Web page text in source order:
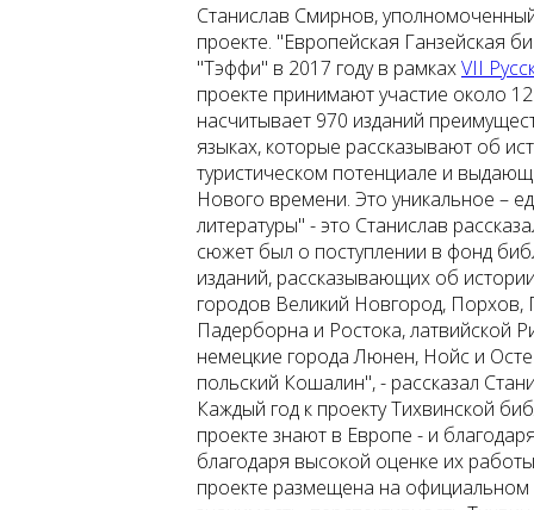
Станислав Смирнов,
проекте. "Европейская Ганзейская
"Тэффи" в 2017 году в рамкахVII
проекте принимают участие около
насчитывает 970 изданий
языках, которые рассказывают об
туристическом потенциале и
Нового времени. Это уникальное –
литературы" - это Станислав
сюжет был о поступлении в фонд
изданий, рассказывающих об
городов Великий Новгород, Порхов,
Падерборна и Ростока, латвийской
немецкие города Люнен, Нойс и
польский Кошалин", - рассказал
Каждый год к проекту Тихвинской
проекте знают в Европе - и
благодаря высокой оценке их
проекте размещена на официальном